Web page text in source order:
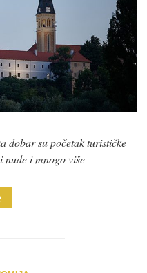
dobar su početak turističke
i mnogo više